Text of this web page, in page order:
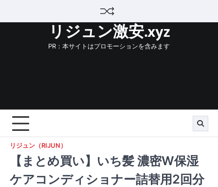
リジュン激安.xyz
PR：本サイトはプロモーションを含みます
リジュン（RIJUN）
【まとめ買い】いち髪 濃密W保湿
ケアコンディショナー詰替用2回分